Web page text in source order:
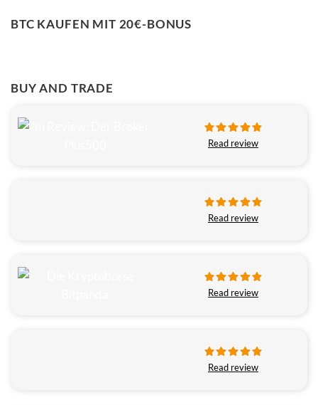
BTC KAUFEN MIT 20€-BONUS
BUY AND TRADE
Read review
Read review
Read review
Read review